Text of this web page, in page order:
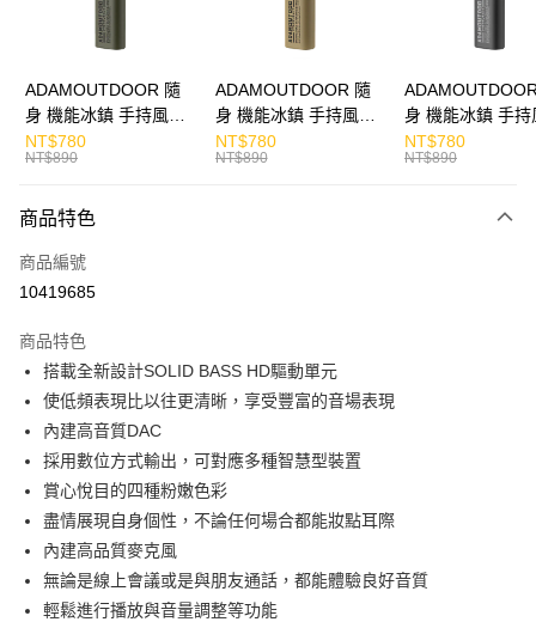
運送方式
免運費
付款後7-11取貨
免運費
宅配
每筆NT$130，滿NT$399(含以上)免運費
ADAMOUTDOOR 隨
身 機能冰鎮 手持風扇
掛繩
NT$780
NT$890
ADAMOUTDOOR 隨
身 機能冰鎮 手持風扇
掛繩
NT$780
NT$890
身 機能冰鎮 手持
掛繩
NT$780
NT$890
商品特色
商品編號
10419685
商品特色
搭載全新設計SOLID BASS HD驅動單元
使低頻表現比以往更清晰，享受豐富的音場表現
內建高音質DAC
採用數位方式輸出，可對應多種智慧型裝置
賞心悅目的四種粉嫩色彩
盡情展現自身個性，不論任何場合都能妝點耳際
內建高品質麥克風
無論是線上會議或是與朋友通話，都能體驗良好音質
輕鬆進行播放與音量調整等功能